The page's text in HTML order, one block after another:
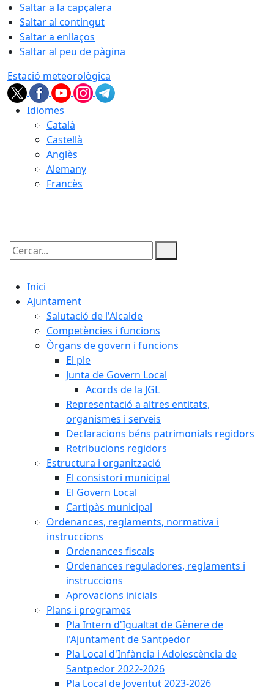
Saltar a la capçalera
Saltar al contingut
Saltar a enllaços
Saltar al peu de pàgina
Estació meteorològica
Idiomes
Català
Castellà
Anglès
Alemany
Francès
Cercar:
Inici
Ajuntament
Salutació de l'Alcalde
Competències i funcions
Òrgans de govern i funcions
El ple
Junta de Govern Local
Acords de la JGL
Representació a altres entitats,
organismes i serveis
Declaracions béns patrimonials regidors
Retribucions regidors
Estructura i organització
El consistori municipal
El Govern Local
Cartipàs municipal
Ordenances, reglaments, normativa i
instruccions
Ordenances fiscals
Ordenances reguladores, reglaments i
instruccions
Aprovacions inicials
Plans i programes
Pla Intern d'Igualtat de Gènere de
l'Ajuntament de Santpedor
Pla Local d'Infància i Adolescència de
Santpedor 2022-2026
Pla Local de Joventut 2023-2026